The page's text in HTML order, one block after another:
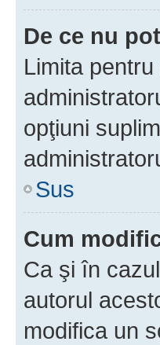
De ce nu
Limita
opţiuni
Sus
Cum
Ca şi în
autorul
modifica un